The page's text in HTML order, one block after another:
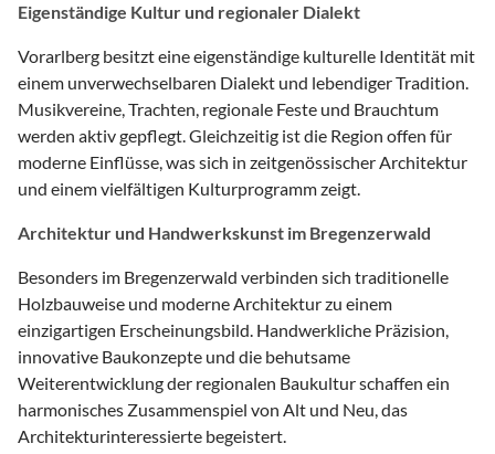
Eigenständige Kultur und regionaler Dialekt
Vorarlberg besitzt eine eigenständige kulturelle Identität mit
einem unverwechselbaren Dialekt und lebendiger Tradition.
Musikvereine, Trachten, regionale Feste und Brauchtum
werden aktiv gepflegt. Gleichzeitig ist die Region offen für
moderne Einflüsse, was sich in zeitgenössischer Architektur
und einem vielfältigen Kulturprogramm zeigt.
Architektur und Handwerkskunst im Bregenzerwald
Besonders im Bregenzerwald verbinden sich traditionelle
Holzbauweise und moderne Architektur zu einem
einzigartigen Erscheinungsbild. Handwerkliche Präzision,
innovative Baukonzepte und die behutsame
Weiterentwicklung der regionalen Baukultur schaffen ein
harmonisches Zusammenspiel von Alt und Neu, das
Architekturinteressierte begeistert.